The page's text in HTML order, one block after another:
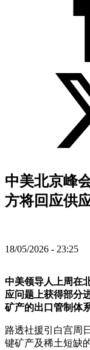
中美北京峰
方将回应供
18/05/2026 - 23:25
中美领导人上周在
应问题上获得部分
矿产的出口管制体
路透社援引白宫周
键矿产及稀土短缺